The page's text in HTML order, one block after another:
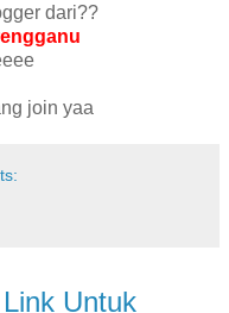
dari??
join yaa
Untuk